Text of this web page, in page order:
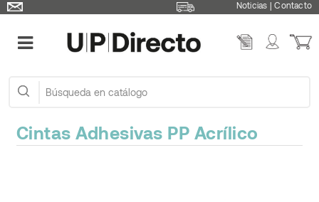
Noticias |Contacto
Cintas Adhesivas PP Acrílico